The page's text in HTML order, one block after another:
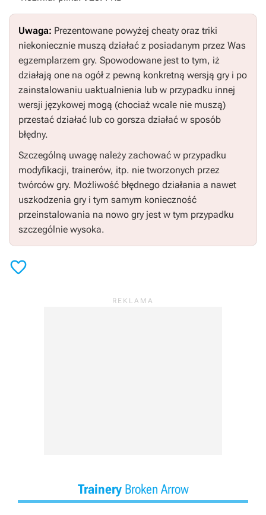
Uwaga: Prezentowane powyżej cheaty oraz triki
niekoniecznie muszą działać z posiadanym przez Was
egzemplarzem gry. Spowodowane jest to tym, iż
działają one na ogół z pewną konkretną wersją gry i po
zainstalowaniu uaktualnienia lub w przypadku innej
wersji językowej mogą (chociaż wcale nie muszą)
przestać działać lub co gorsza działać w sposób
błędny.
Szczególną uwagę należy zachować w przypadku
modyfikacji, trainerów, itp. nie tworzonych przez
twórców gry. Możliwość błędnego działania a nawet
uszkodzenia gry i tym samym konieczność
przeinstalowania na nowo gry jest w tym przypadku
szczególnie wysoka.

TraineryBroken Arrow